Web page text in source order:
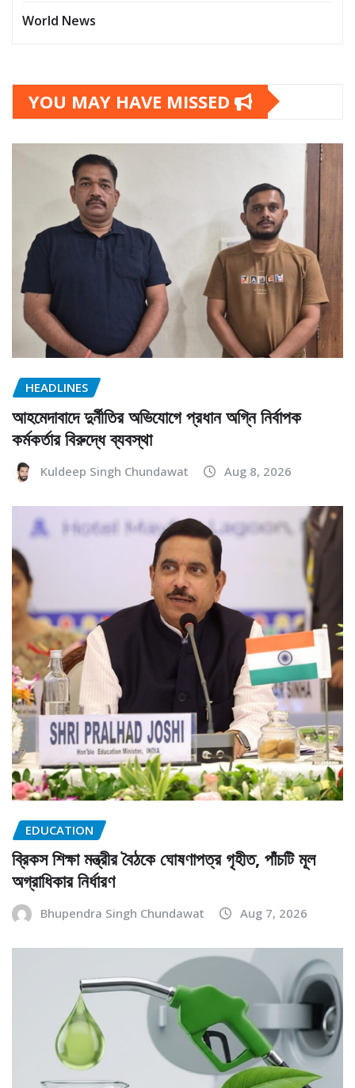
World News
YOU MAY HAVE MISSED
HEADLINES
আহমেদাবাদে দুর্নীতির অভিযোগে প্রধান অগ্নি নির্বাপক
কর্মকর্তার বিরুদ্ধে ব্যবস্থা
Kuldeep Singh Chundawat Aug 8, 2026
EDUCATION
ব্রিকস শিক্ষা মন্ত্রীর বৈঠকে ঘোষণাপত্র গৃহীত, পাঁচটি মূল
অগ্রাধিকার নির্ধারণ
Bhupendra Singh Chundawat Aug 7, 2026